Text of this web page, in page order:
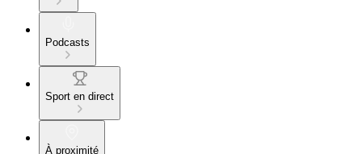
Podcasts
Sport en direct
À proximité